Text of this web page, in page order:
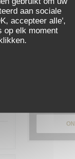
aan sociale
accepteer alle',
op elk moment
/5